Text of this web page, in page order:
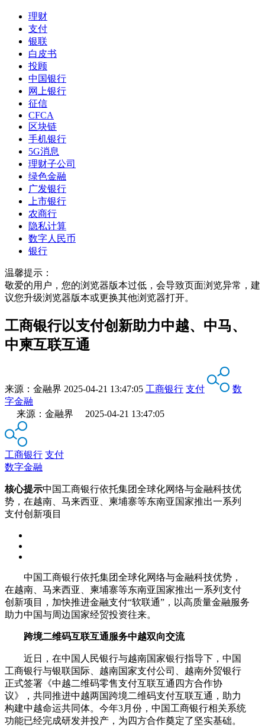
理财
支付
银联
白皮书
投顾
中国银行
网上银行
征信
CFCA
区块链
手机银行
5G消息
理财子公司
绿色金融
广发银行
上市银行
农商行
隐私计算
数字人民币
银行
温馨提示：
敬爱的用户，您的浏览器版本过低，会导致页面浏览异常，建
议您升级浏览器版本或更换其他浏览器打开。
工商银行以支付创新助力中越、中马、
中柬互联互通
来源： 金融界 2025-04-21 13:47:05 工商银行 支付
数
字金融
来源：金融界 2025-04-21 13:47:05
工商银行 支付
数字金融
核心提示中国工商银行依托集团全球化网络与金融科技优
势，在越南、马来西亚、柬埔寨等东南亚国家推出一系列
支付创新项目
中国工商银行依托集团全球化网络与金融科技优势，
在越南、马来西亚、柬埔寨等东南亚国家推出一系列支付
创新项目，加快推进金融支付“软联通”，以高质量金融服务
助力中国与周边国家经贸投资往来。
跨境二维码互联互通服务中越双向交流
近日，在中国人民银行与越南国家银行指导下，中国
工商银行与银联国际、越南国家支付公司、越南外贸银行
正式签署《中越二维码零售支付互联互通四方合作协
议》，共同推进中越两国跨境二维码支付互联互通，助力
构建中越命运共同体。今年3月份，中国工商银行相关系统
功能已经完成研发并投产，为四方合作奠定了坚实基础。